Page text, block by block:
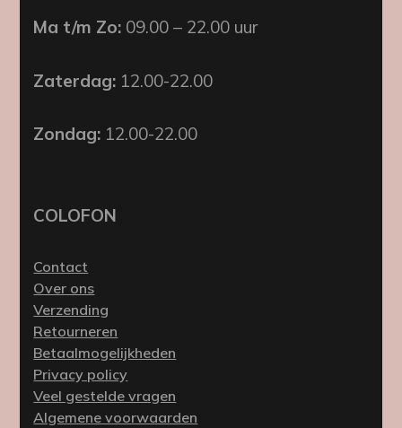
Ma t/m Zo: 09.00 – 22.00 uur
Zaterdag: 12.00-22.00
Zondag: 12.00-22.00
COLOFON
Contact
Over ons
Verzending
Retourneren
Betaalmogelijkheden
Privacy policy
Veel gestelde vragen
Algemene voorwaarden